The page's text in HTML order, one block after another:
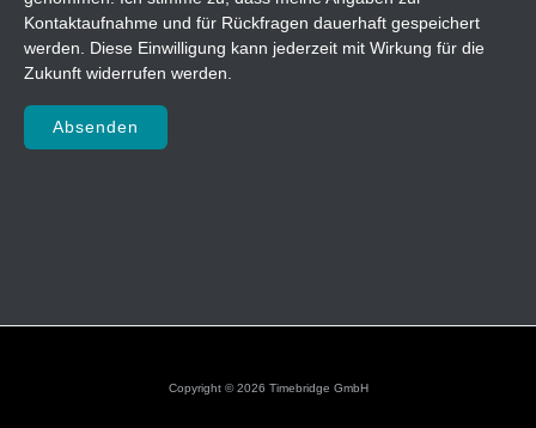
Kontaktaufnahme und für Rückfragen dauerhaft gespeichert
werden. Diese Einwilligung kann jederzeit mit Wirkung für die
Zukunft widerrufen werden.
Bitte lasse dieses Feld leer.
Copyright © 2026 Timebridge GmbH